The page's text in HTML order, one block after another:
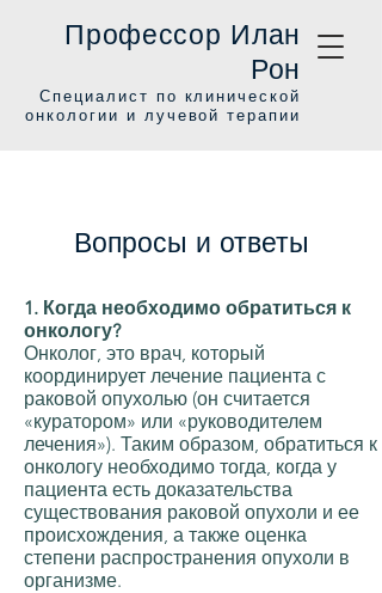
Профессор Илан
Рон
Специалист по клинической
онкологии и лучевой терапии
Вопросы и ответы
1. Когда необходимо обратиться к
онкологу?
Онколог, это врач, который
координирует лечение пациента с
раковой опухолью (он считается
«куратором» или «руководителем
лечения»). Таким образом, обратиться к
онкологу необходимо тогда, когда у
пациента есть доказательства
существования раковой опухоли и ее
происхождения, а также оценка
степени распространения опухоли в
организме.